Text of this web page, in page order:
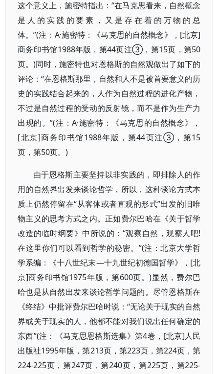
这个意义上，施密特指出：“在马克思看来，自然概念
是人的实践的要素，又是存在着的万物的总
体。”(注：A·施密特：《马克思的自然概念》，[北京]
商务印书馆1988年版，第44页注③，第15页，第50
页。)同时，施密特也对恩格斯的自然观做出了如下的
评论：“在恩格斯那里，自然和人不是被首要意义的历
史的实践结合起来的，人作为自然过程的进化产物，
不过是自然过程的受动的反射镜，而不是作为生产力
出现的。”(注：A·施密特：《马克思的自然概念》，
[北京]商务印书馆1988年版，第44页注③，第15
页，第50页。)
由于恩格斯主要坚持以非实践的，即排除人的作
用的自然界出发来谈论哲学，所以，这种谈论方式本
质上仍然停留在“从客体或者直观的形式”出发的旧唯
物主义的思考方式之内。正如费尔巴哈在《关于哲学
改造的临时纲要》中所说的：“观察自然，观察人吧!
在这里你们可以看到哲学的秘密。”(注：北京大学哲
学系编：《十八世纪末—十九世纪初德国哲学》，[北
京]商务印书馆1975年版，第600页。)显然，费尔巴
哈也是从自然出发来谈论哲学问题的。尽管恩格斯在
《终结》中批评费尔巴哈时说：“无论关于现实的自然
界或关于现实的人，他都不能对我们说出任何确定的
东西”(注：《马克思恩格斯选集》第4卷，[北京]人民
出版社1995年版，第213页，第223页，第224页，第
224-225页，第247页，第240页，第225页，第225-